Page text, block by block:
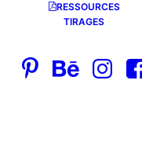
RESSOURCES
TIRAGES